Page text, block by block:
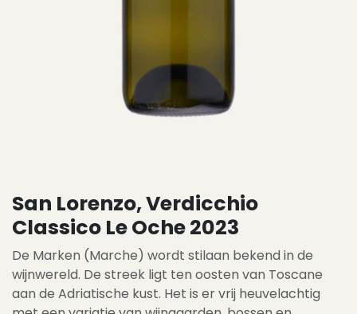
San Lorenzo, Verdicchio
Classico Le Oche 2023
De Marken (Marche) wordt stilaan bekend in de
wijnwereld. De streek ligt ten oosten van Toscane
aan de Adriatische kust. Het is er vrij heuvelachtig